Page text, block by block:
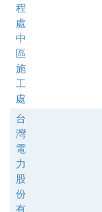
程
處
中
區
施
工
處
台
灣
電
力
股
份
有